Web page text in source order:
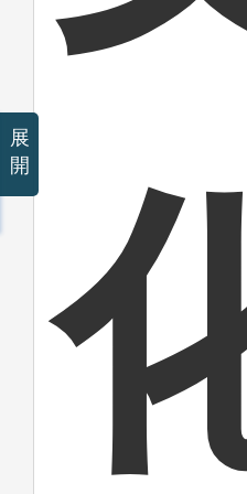
展
開